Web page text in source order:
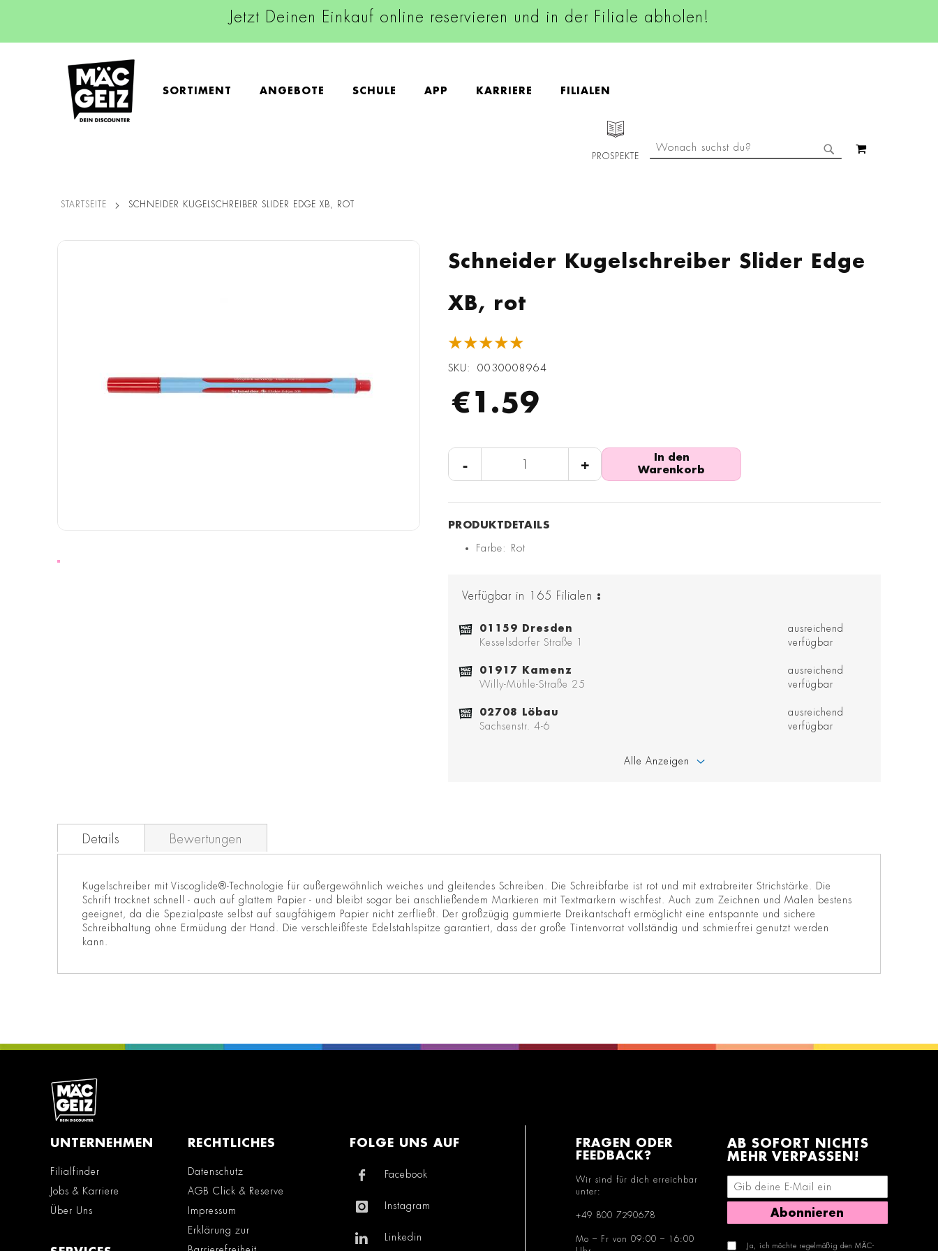
Jetzt Deinen Einkauf online reservieren und in der Filiale abholen!
SORTIMENT ANGEBOTE SCHULE APP KARRIERE FILIALEN
PROSPEKTE
SUCHE
STARTSEITE SCHNEIDER KUGELSCHREIBER SLIDER EDGE XB, ROT
Schneider Kugelschreiber Slider Edge
XB, rot
★★★★★
SKU 0030008964
€1.59
- +
In den
Warenkorb
Farbe: Rot
Verfügbar in 165 Filialen :
01159 Dresden
Kesselsdorfer Straße 1
ausreichend
verfügbar
01917 Kamenz
Willy-Mühle-Straße 25
ausreichend
verfügbar
02708 Löbau
Sachsenstr. 4-6
ausreichend
verfügbar
Alle Anzeigen
Zum
Details
Kugelschreiber mit Viscoglide®-Technologie für außergewöhnlich weiches und gleitendes Schreiben. Die Schreibfarbe ist rot und mit extrabreiter Strichstärke. Die
Schrift trocknet schnell - auch auf glattem Papier - und bleibt sogar bei anschließendem Markieren mit Textmarkern wischfest. Auch zum Zeichnen und Malen bestens
geeignet, da die Spezialpaste selbst auf saugfähigem Papier nicht zerfließt. Der großzügig gummierte Dreikantschaft ermöglicht eine entspannte und sichere
Schreibhaltung ohne Ermüdung der Hand. Die verschleißfeste Edelstahlspitze garantiert, dass der große Tintenvorrat vollständig und schmierfrei genutzt werden
kann.
Bewertungen
UNTERNEHMEN
Filialfinder
Jobs & Karriere
Über Uns
RECHTLICHES
Datenschutz
AGB Click & Reserve
Impressum
Erklärung zur
FOLGE UNS AUF
Facebook
Instagram
Linkedin
FRAGEN ODER
FEEDBACK?
Wir sind für dich erreichbar
unter:
+49 800 7290678
Mo – Fr von 09:00 – 16:00
AB SOFORT NICHTS
MEHR VERPASSEN!
E-Mail-Adresse eingeben
Abonnieren
Ja, ich möchte regelmäßig den MÄC-